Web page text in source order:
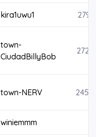
kira1uwu1
town-
CiudadBillyBob
town-NERV
winiemmm